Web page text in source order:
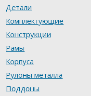
Детали
Комплектующие
Конструкции
Рамы
Корпуса
Рулоны металла
Поддоны